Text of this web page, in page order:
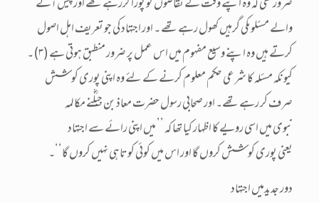
ضرور تھی کہ وہ اپنے وقت کے تقاضوں کو پورا کررہے تھے اور پیش آنے
والے مسئلوںکی گرہیں کھول رہے تھے ۔ اور اجتہاد کی جو تعریف اہل اصول
کرتے ہیں وہ اپنے وسیع مفہوم میں اس عمل پر ضرور منطبق ہوتی ہے (۳)۔
کیونکہ مسئلہ کا شرعی حکم معلوم کرنے کے لئے وہ اپنی پوری کوشش
صرف کر رہے تھے۔ اور صحابی رسول حضرت معاذ بن جبلؓنے مکالمہ
نبوی میں اسی رویے کا اظہار کیا تھا کہ ’’ میں اپنی رائے سے اجتہاد
یعنی پوری کوشش کروں گا اور اس میں کوئی کوتاہی نہیں کروں گا‘‘۔
دور جدیدمیں اجتہاد